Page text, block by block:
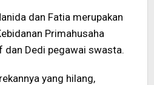
dan Fatia merupakan
Primahusaha
dan Dedi pegawai swasta.
yang hilang,